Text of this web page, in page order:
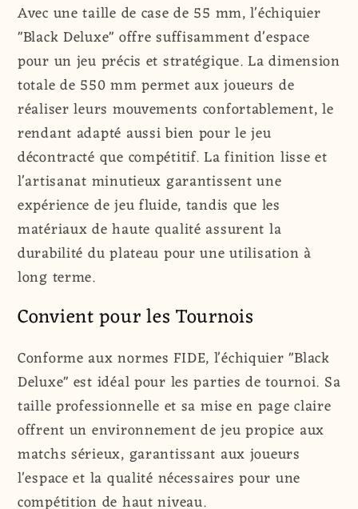
Avec une taille de case de 55 mm, l'échiquier
"Black Deluxe" offre suffisamment d'espace
pour un jeu précis et stratégique. La dimension
totale de 550 mm permet aux joueurs de
réaliser leurs mouvements confortablement, le
rendant adapté aussi bien pour le jeu
décontracté que compétitif. La finition lisse et
l'artisanat minutieux garantissent une
expérience de jeu fluide, tandis que les
matériaux de haute qualité assurent la
durabilité du plateau pour une utilisation à
long terme.
Convient pour les Tournois
Conforme aux normes FIDE, l'échiquier "Black
Deluxe" est idéal pour les parties de tournoi. Sa
taille professionnelle et sa mise en page claire
offrent un environnement de jeu propice aux
matchs sérieux, garantissant aux joueurs
l'espace et la qualité nécessaires pour une
compétition de haut niveau.